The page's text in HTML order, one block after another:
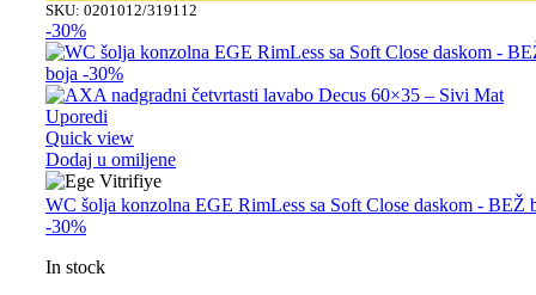
SKU: 0201012/319112
-30%
Uporedi
Quick view
Dodaj u omiljene
WC šolja konzolna EGE RimLess sa Soft Close daskom - BEŽ
-30%
In stock